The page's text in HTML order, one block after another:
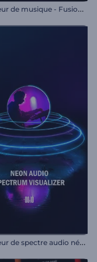
V
isualiseur de musique - Fusion cosmique
V
isualiseur de spectre audio néon